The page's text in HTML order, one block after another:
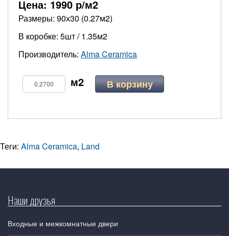
Цена: 1990 р/м2
Размеры: 90х30 (0.27м2)
В коробке: 5шт / 1.35м2
Производитель: Alma Ceramica
В корзину
Теги: Alma Ceramica, Land
Наши друзья
Входные и межкомнатные двери